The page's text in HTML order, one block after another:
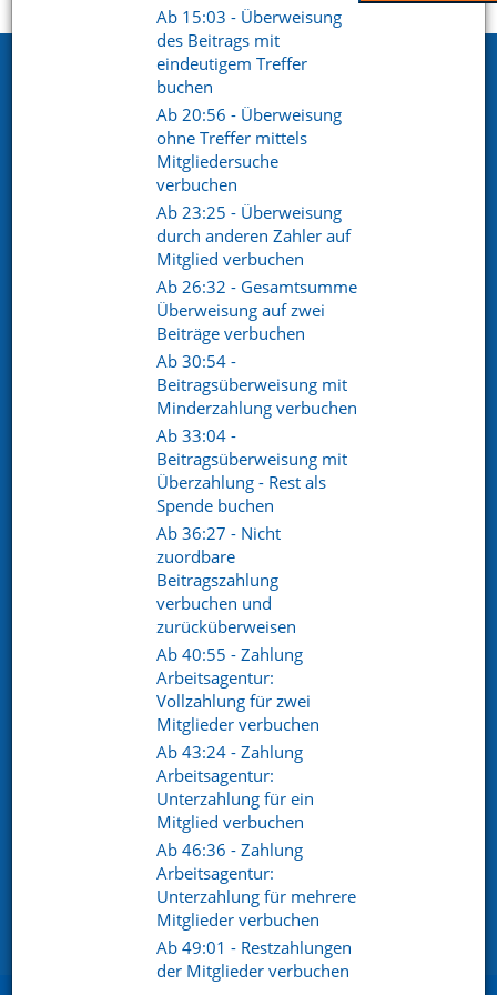
Ab 15:03 - Überweisung
des Beitrags mit
eindeutigem Treffer
buchen
Ab 20:56 - Überweisung
ohne Treffer mittels
Mitgliedersuche
verbuchen
Ab 23:25 - Überweisung
durch anderen Zahler auf
Mitglied verbuchen
Ab 26:32 - Gesamtsumme
Überweisung auf zwei
Beiträge verbuchen
Ab 30:54 -
Beitragsüberweisung mit
Minderzahlung verbuchen
Ab 33:04 -
Beitragsüberweisung mit
Überzahlung - Rest als
Spende buchen
Ab 36:27 - Nicht
zuordbare
Beitragszahlung
verbuchen und
zurücküberweisen
Ab 40:55 - Zahlung
Arbeitsagentur:
Vollzahlung für zwei
Mitglieder verbuchen
Ab 43:24 - Zahlung
Arbeitsagentur:
Unterzahlung für ein
Mitglied verbuchen
Ab 46:36 - Zahlung
Arbeitsagentur:
Unterzahlung für mehrere
Mitglieder verbuchen
Ab 49:01 - Restzahlungen
der Mitglieder verbuchen
84307 Eggenfelden
Telefon. +49 (0) 8721 / 50648-89
info@netxp-verein.de
Vereinsverwaltung
Mitgliederverwaltung
Finanzverwaltung
Referenzen
Barrierefreiheitserklärung